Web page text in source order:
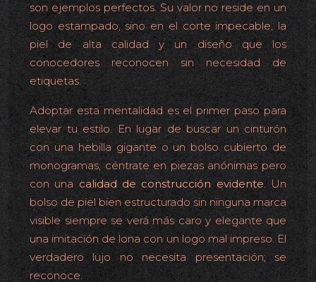
son ejemplos perfectos. Su valor no reside en un
logo estampado, sino en el corte impecable, la
piel de alta calidad y un diseño que los
conocedores reconocen sin necesidad de
etiquetas.
Adoptar esta mentalidad es el primer paso para
elevar tu estilo. En lugar de buscar un cinturón
con una hebilla gigante o un bolso cubierto de
monogramas, céntrate en piezas anónimas pero
con unacalidad de construcción evidente. Un
bolso de piel bien estructurado sin ninguna marca
visible siempre se verá más caro y elegante que
una imitación de lona con un logo mal impreso. El
verdadero lujo no necesita presentación; se
reconoce.